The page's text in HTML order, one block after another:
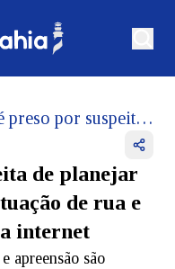
Trio é preso por suspeita de planejar ataque a homem em situação de rua e transmitir o crime pela internet
de planejar
de rua e
internet
apreensão são